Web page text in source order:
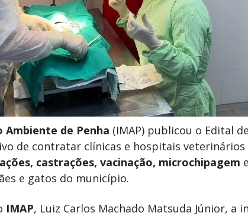
de Penha (IMAP) publicou o Edital
de contratar clínicas e hospitais veterinários
castrações, vacinação, microchipagem
e gatos do município.
IMAP, Luiz Carlos Machado Matsuda Júnior, a